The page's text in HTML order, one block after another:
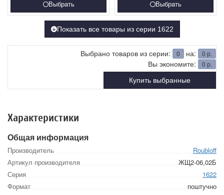
Выбрать Выбрать
Показать все товары из серии 1622
Выбрано товаров из серии: 0 на: 0 р.
Вы экономите: 0 р.
Купить выбранные
Характеристики
Общая информация
Производитель
Roubloff
Артикул производителя
ЖЩ2-06,02Б
Серия
1622
Формат
поштучно